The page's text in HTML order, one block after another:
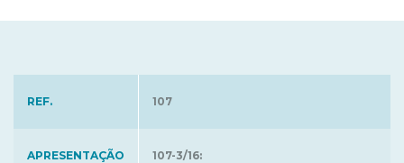
REF. 107
APRESENTAÇÃO
107-3/16: